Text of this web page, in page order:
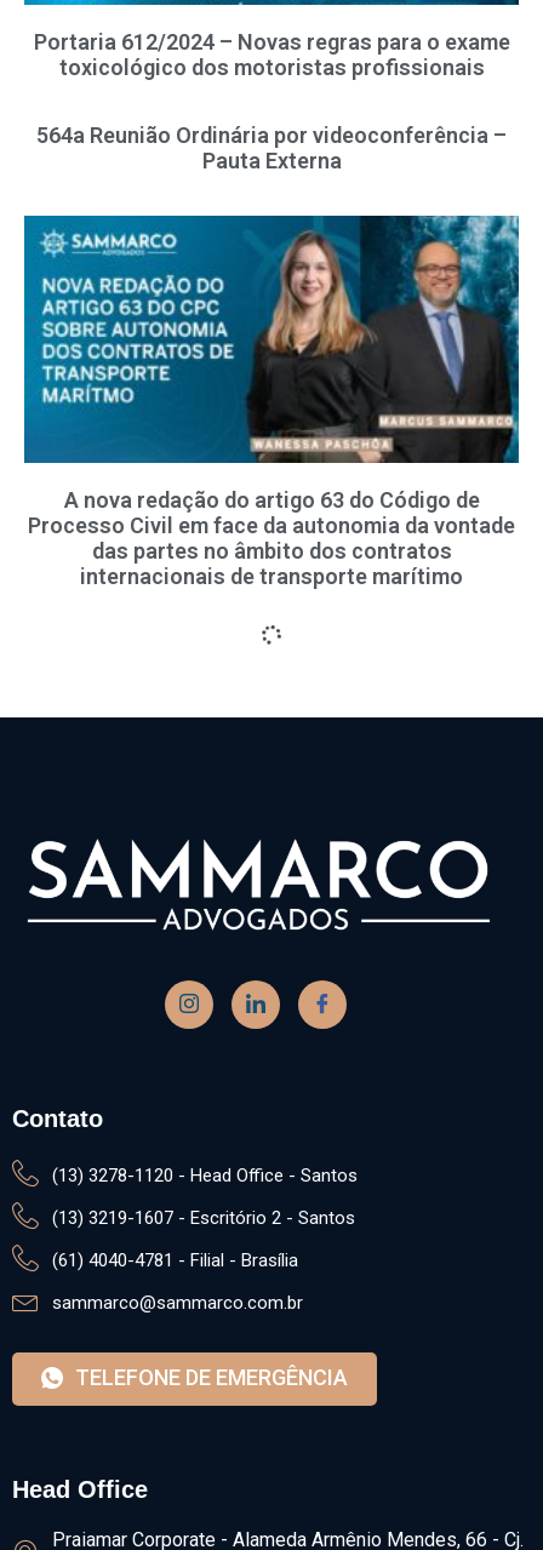
Portaria 612/2024 – Novas regras para o exame
toxicológico dos motoristas profissionais
564a Reunião Ordinária por videoconferência –
Pauta Externa
A nova redação do artigo 63 do Código de
Processo Civil em face da autonomia da vontade
das partes no âmbito dos contratos
internacionais de transporte marítimo
TST mantém inaplicabilidade da estabilidade
Justiça do Trabalho afasta justa causa por faltas
e condena empresa por discriminação etária.